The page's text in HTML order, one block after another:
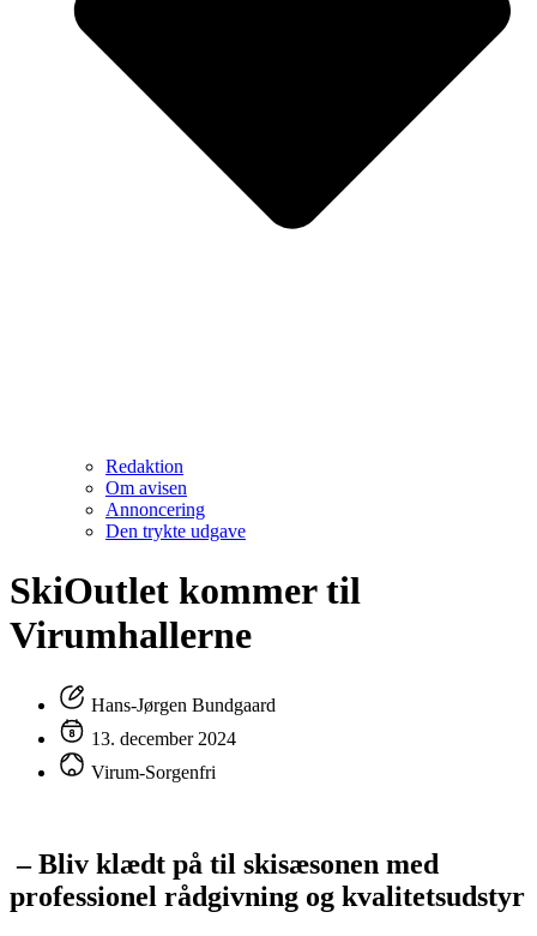
Redaktion
Om avisen
Annoncering
Den trykte udgave
SkiOutlet kommer til
Virumhallerne
Hans-Jørgen Bundgaard
13. december 2024
Virum-Sorgenfri
– Bliv klædt på til skisæsonen med
professionel rådgivning og kvalitetsudstyr